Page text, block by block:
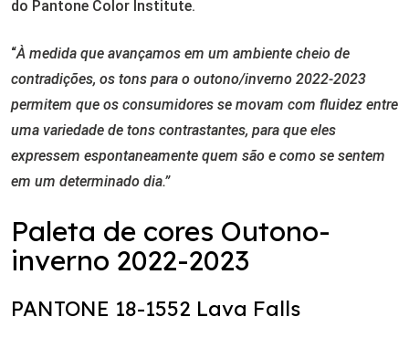
do Pantone Color Institute.
“À medida que avançamos em um ambiente cheio de
contradições, os tons para o outono/inverno 2022-2023
permitem que os consumidores se movam com fluidez entre
uma variedade de tons contrastantes, para que eles
expressem espontaneamente quem são e como se sentem
em um determinado dia.”
Paleta de cores Outono-
inverno 2022-2023
PANTONE 18-1552 Lava Falls